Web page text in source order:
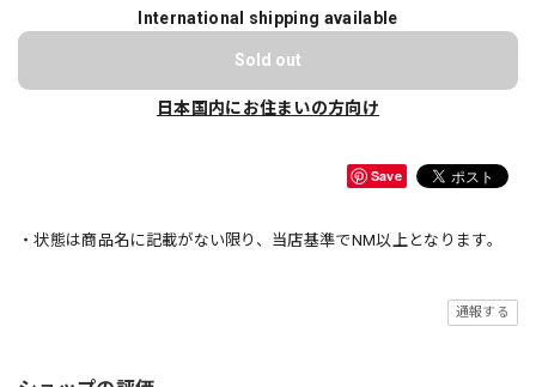
International shipping available
Sold out
日本国内にお住まいの方向け
Save
・状態は商品名に記載がない限り、当店基準でNM以上となります。
通報する